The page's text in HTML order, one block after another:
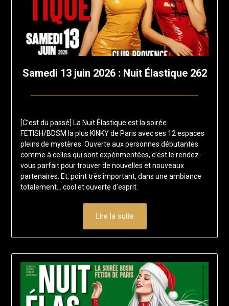
Samedi 13 juin 2026 : Nuit Élastique 262
19
juillet
2025
loup
[C’est du passé] La Nuit Élastique est la soirée
FETISH/BDSM la plus KINKY de Paris avec ses 12 espaces
pleins de mystères. Ouverte aux personnes débutantes
comme à celles qui sont expérimentées, c’est le rendez-
vous parfait pour trouver de nouvelles et nouveaux
partenaires. Et, point très important, dans une ambiance
totalement… cool et ouverte d’esprit.
Lire la suite